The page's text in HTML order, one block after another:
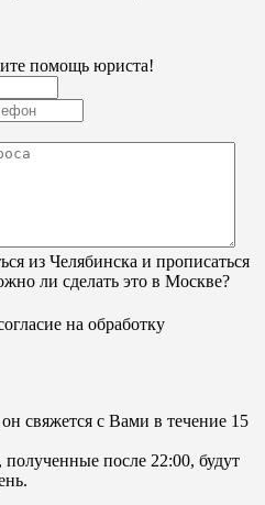
помощь юриста!
из Челябинска и прописаться
ли сделать это в Москве?
на обработку
свяжется с Вами в течение 15
полученные после 22:00, будут